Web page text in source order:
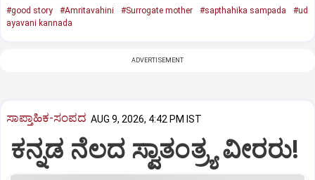
#good story #Amritavahini #Surrogate mother #sapthahika sampada
#ud
ayavani kannada
ADVERTISEMENT
ಸಾಪ್ತಾಹಿಕ-ಸಂಪದ AUG 9, 2026, 4:42 PM IST
ಕನ್ನಡ ನೆಲದ ಸ್ವಾತಂತ್ರ್ಯ ವೀರರು!